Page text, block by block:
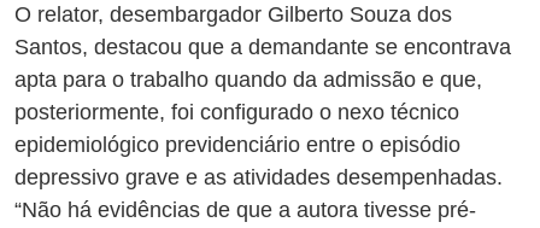
O relator, desembargador Gilberto Souza dos
Santos, destacou que a demandante se encontrava
apta para o trabalho quando da admissão e que,
posteriormente, foi configurado o nexo técnico
epidemiológico previdenciário entre o episódio
depressivo grave e as atividades desempenhadas.
“Não há evidências de que a autora tivesse pré-